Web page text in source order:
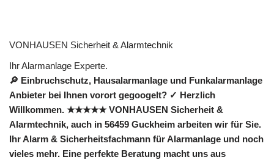
VONHAUSEN Sicherheit & Alarmtechnik
Ihr Alarmanlage Experte.
🔎 Einbruchschutz, Hausalarmanlage und Funkalarmanlage
Anbieter bei Ihnen vorort gegoogelt? ✓ Herzlich
Willkommen. ★★★★★ VONHAUSEN Sicherheit &
Alarmtechnik, auch in 56459 Guckheim arbeiten wir für Sie.
Ihr Alarm & Sicherheitsfachmann für Alarmanlage und noch
vieles mehr. Eine perfekte Beratung macht uns aus